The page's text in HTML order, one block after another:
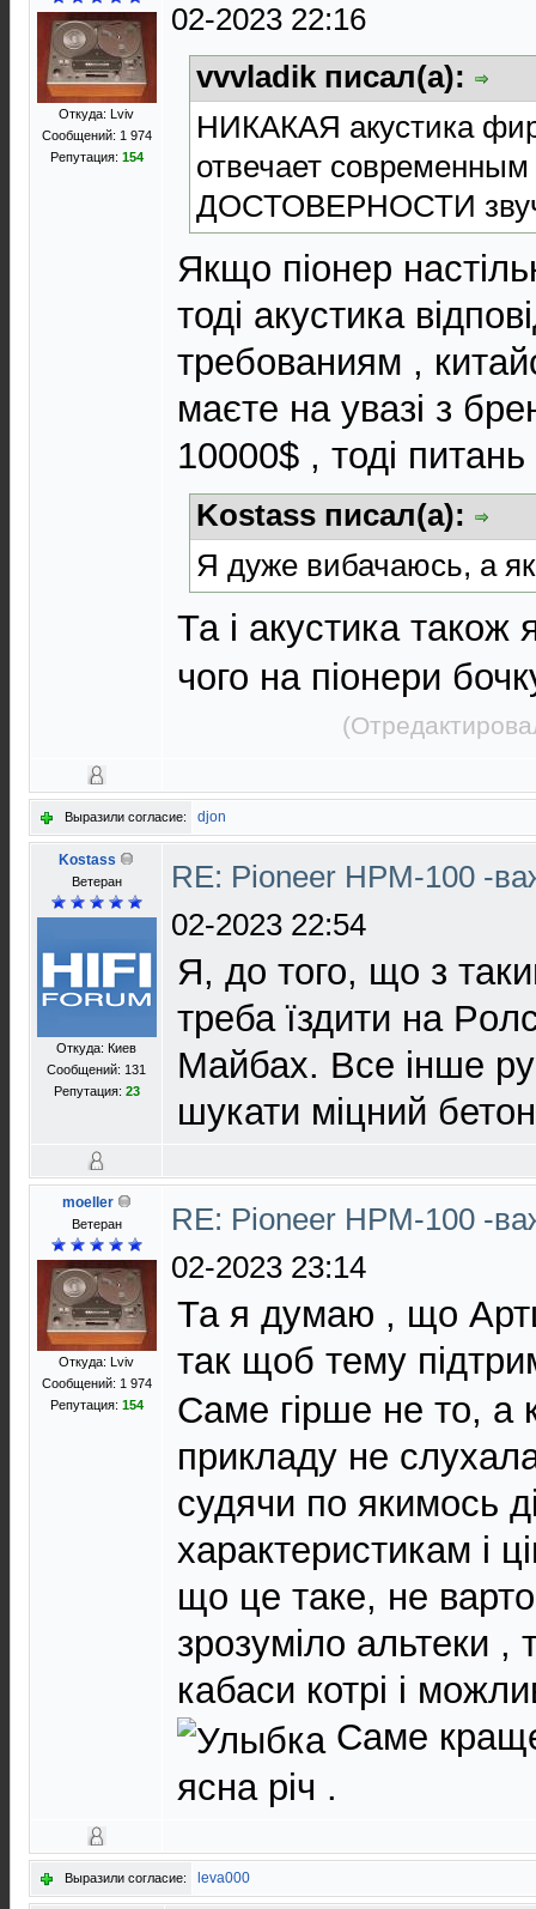
Откуда: Lviv
Сообщений: 1 974
Репутация: 154
02-2023 22:16
vvvladik писал(а):
НИКАКАЯ акустика
отвечает
ДОСТОВЕРНОСТИ
Якщо піонер
тоді акустика
требованиям ,
маєте на увазі з
10000$ , тоді
Kostass писал(а):
Я дуже вибачаюсь, а
Та і акустика також
чого на піонери
Выразили согласие: djon
Kostass
Ветеран
Откуда: Киев
Сообщений: 131
Репутация: 23
RE: Pioneer HPM-100 -
02-2023 22:54
Я, до того, що з
треба їздити на
Майбах. Все інше
шукати міцний
moeller
Ветеран
Откуда: Lviv
Сообщений: 1 974
Репутация: 154
RE: Pioneer HPM-100 -
02-2023 23:14
Та я думаю , що
так щоб тему
Саме гірше не то, а
прикладу не
судячи по якимось
характеристикам і
що це таке, не
зрозуміло альтеки ,
кабаси котрі і
Саме
ясна річ .
Выразили согласие: leva000